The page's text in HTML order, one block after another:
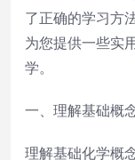
了正确的学习方
为您提供一些实
学。
一、理解基础概
理解基础化学概